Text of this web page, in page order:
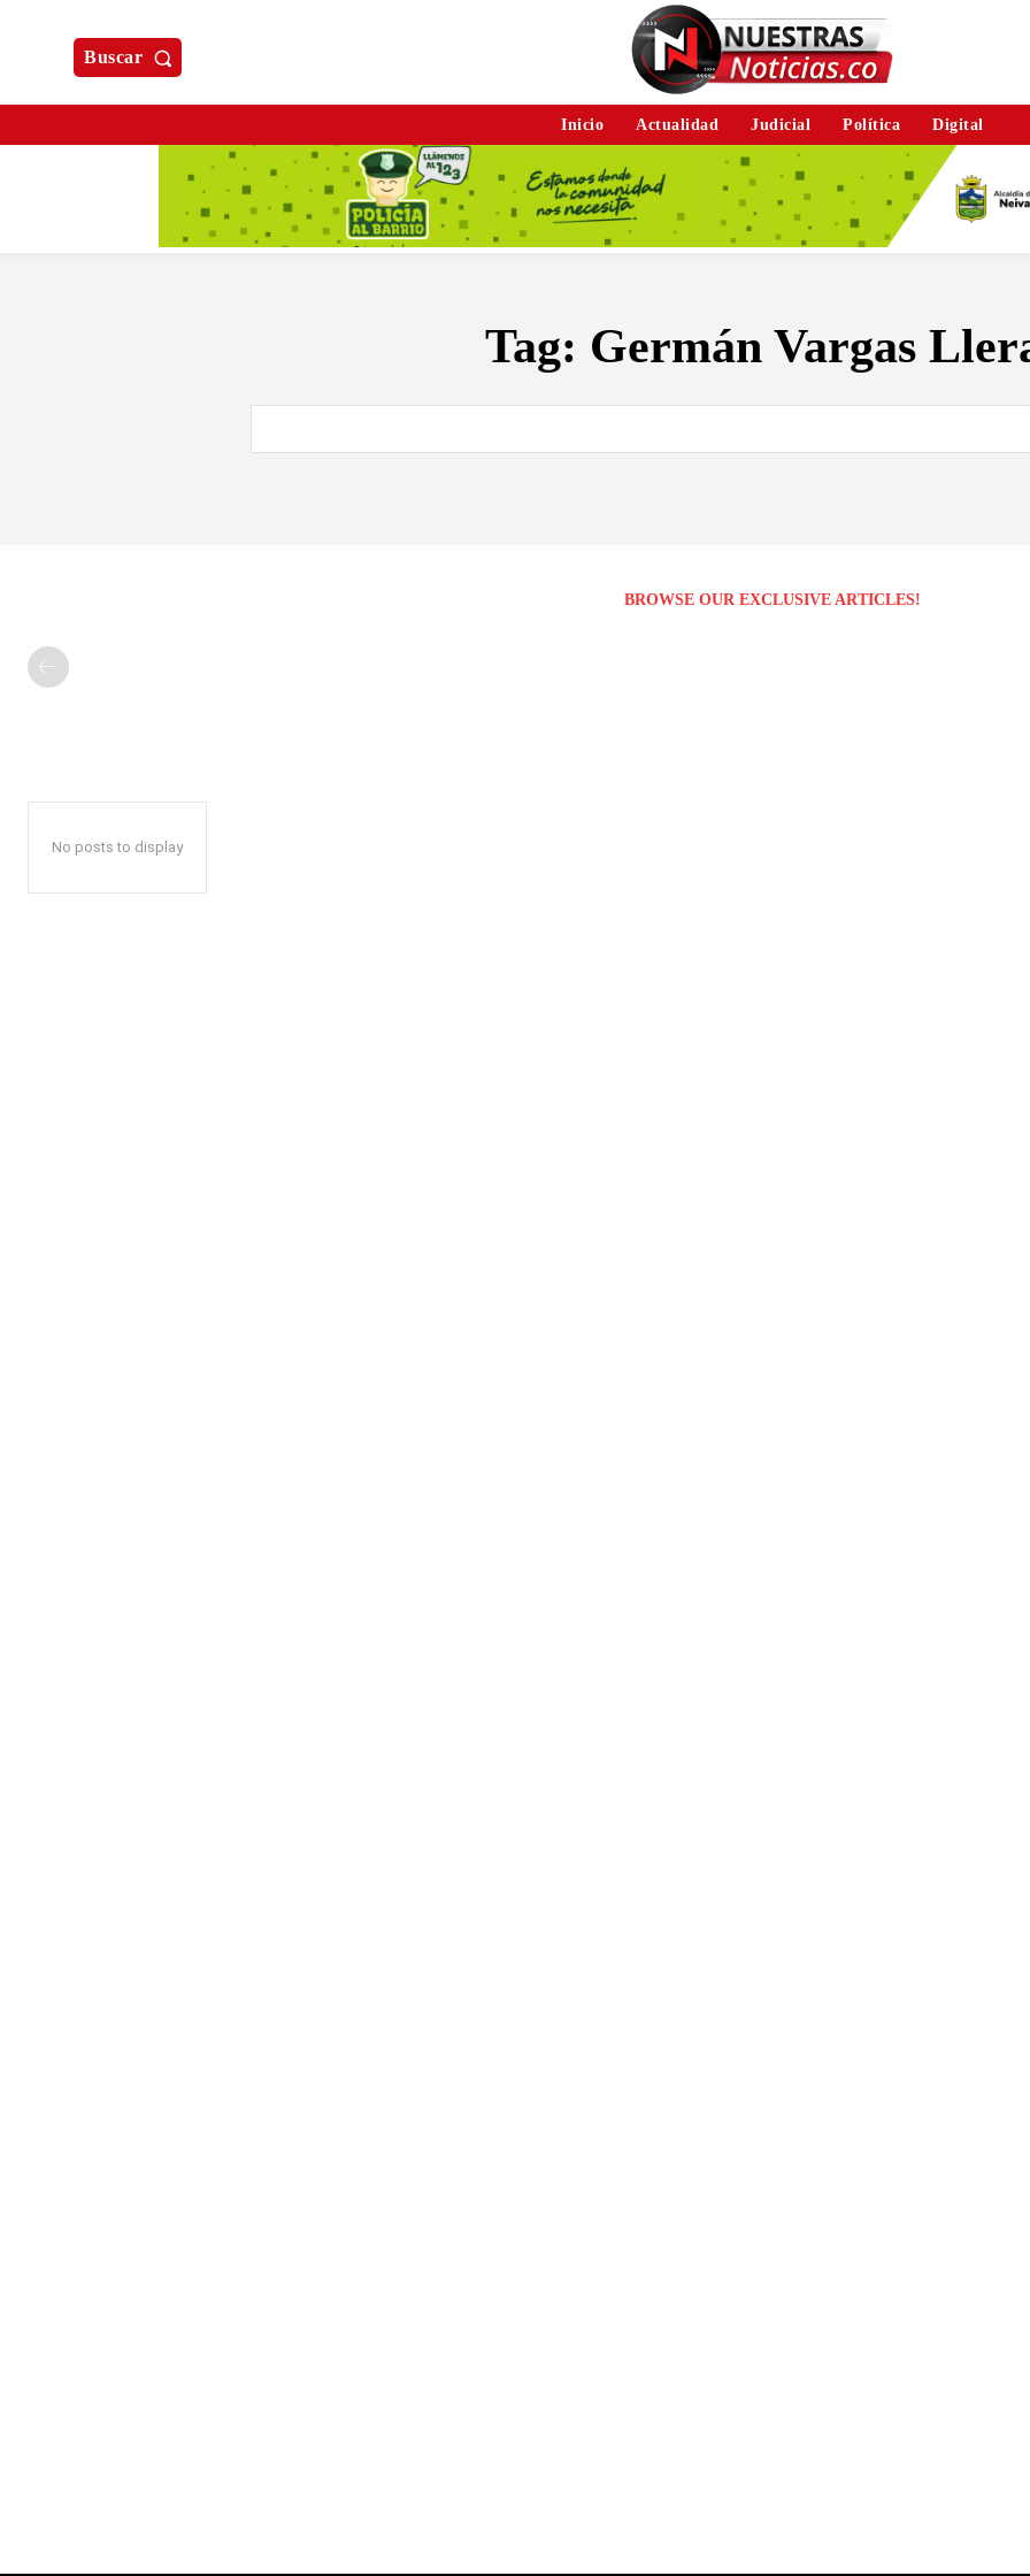
Buscar
Inicio Actualidad Judicial Política Digital
Tag: Germán Vargas
BROWSE OUR EXCLUSIVE ARTICLES!
No posts to display